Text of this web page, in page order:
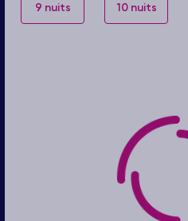
9 nuits 10 nuits